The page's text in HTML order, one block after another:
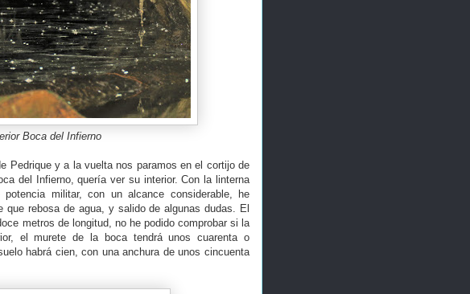
Boca del Infierno
Pedrique y a la vuelta nos paramos en el cortijo de
del Infierno, quería ver su interior. Con la linterna
militar, con un alcance considerable, he
que rebosa de agua, y salido de algunas dudas. El
metros de longitud, no he podido comprobar si la
el murete de la boca tendrá unos cuarenta o
habrá cien, con una anchura de unos cincuenta